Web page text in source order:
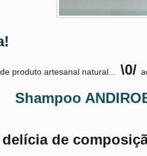
produto artesanal natural... \0/
Shampoo
delícia de